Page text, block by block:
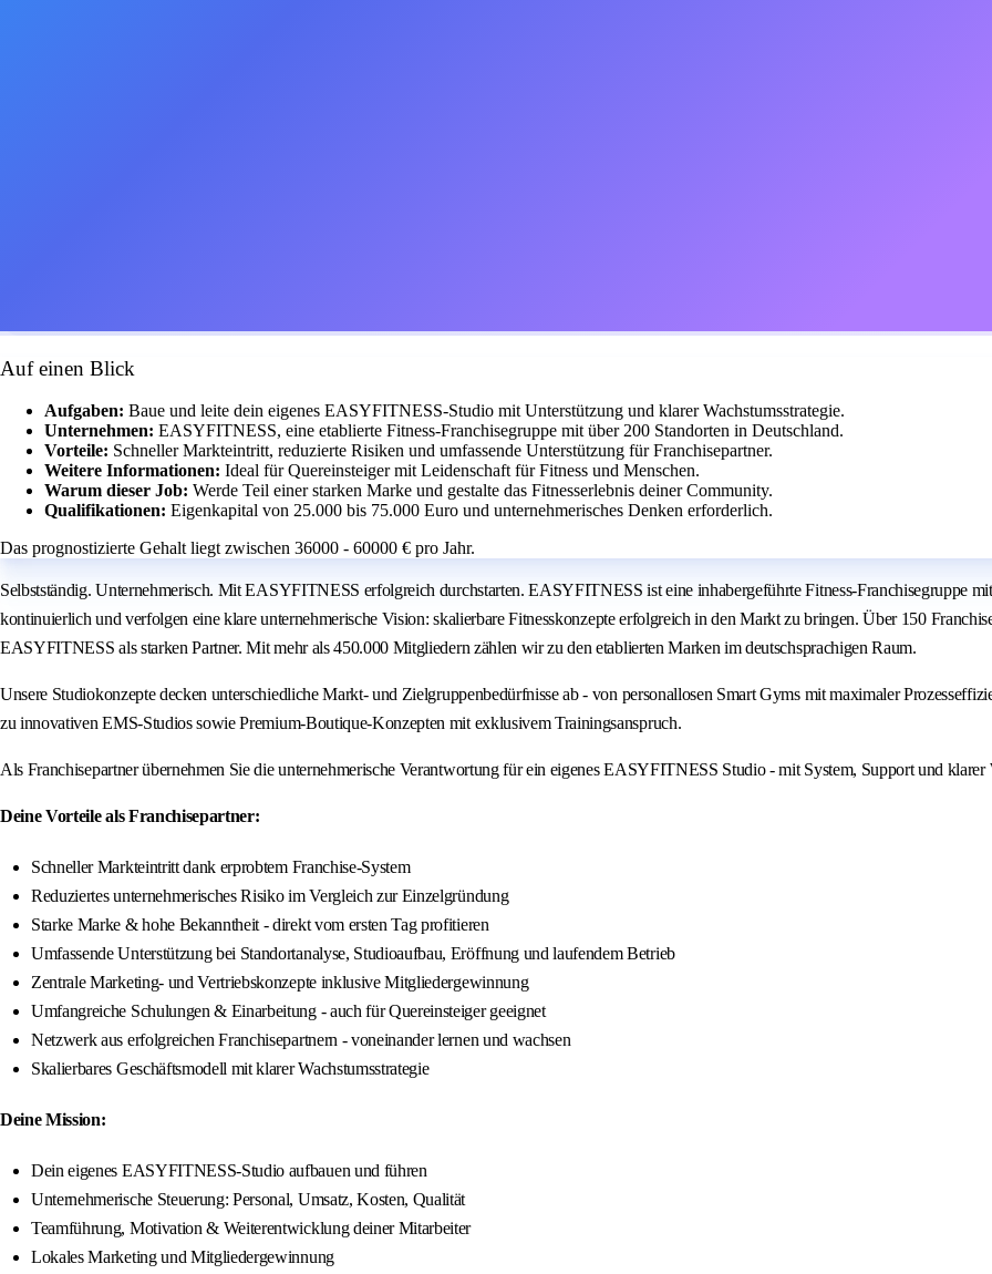
Auf einen Blick
Aufgaben: Baue und leite dein eigenes EASYFITNESS-Studio mit Unterstützung und klarer Wachstumsstrategie.
Unternehmen: EASYFITNESS, eine etablierte Fitness-Franchisegruppe mit über 200 Standorten in Deutschland.
Vorteile: Schneller Markteintritt, reduzierte Risiken und umfassende Unterstützung für Franchisepartner.
Weitere Informationen: Ideal für Quereinsteiger mit Leidenschaft für Fitness und Menschen.
Warum dieser Job: Werde Teil einer starken Marke und gestalte das Fitnesserlebnis deiner Community.
Qualifikationen: Eigenkapital von 25.000 bis 75.000 Euro und unternehmerisches Denken erforderlich.
Das prognostizierte Gehalt liegt zwischen 36000 - 60000 € pro Jahr.
Selbstständig. Unternehmerisch. Mit EASYFITNESS erfolgreich durchstarten. EASYFITNESS ist eine inhabergeführte Fitness-Franchisegruppe
kontinuierlich und verfolgen eine klare unternehmerische Vision: skalierbare Fitnesskonzepte erfolgreich in den Markt zu bringen. Über 150
EASYFITNESS als starken Partner. Mit mehr als 450.000 Mitgliedern zählen wir zu den etablierten Marken im deutschsprachigen Raum.
Unsere Studiokonzepte decken unterschiedliche Markt- und Zielgruppenbedürfnisse ab - von personallosen Smart Gyms mit maximaler
zu innovativen EMS-Studios sowie Premium-Boutique-Konzepten mit exklusivem Trainingsanspruch.
Als Franchisepartner übernehmen Sie die unternehmerische Verantwortung für ein eigenes EASYFITNESS Studio - mit System, Support und klarer
Deine Vorteile als Franchisepartner:
Schneller Markteintritt dank erprobtem Franchise-System
Reduziertes unternehmerisches Risiko im Vergleich zur Einzelgründung
Starke Marke & hohe Bekanntheit - direkt vom ersten Tag profitieren
Umfassende Unterstützung bei Standortanalyse, Studioaufbau, Eröffnung und laufendem Betrieb
Zentrale Marketing- und Vertriebskonzepte inklusive Mitgliedergewinnung
Umfangreiche Schulungen & Einarbeitung - auch für Quereinsteiger geeignet
Netzwerk aus erfolgreichen Franchisepartnern - voneinander lernen und wachsen
Skalierbares Geschäftsmodell mit klarer Wachstumsstrategie
Deine Mission:
Dein eigenes EASYFITNESS-Studio aufbauen und führen
Unternehmerische Steuerung: Personal, Umsatz, Kosten, Qualität
Teamführung, Motivation & Weiterentwicklung deiner Mitarbeiter
Lokales Marketing und Mitgliedergewinnung